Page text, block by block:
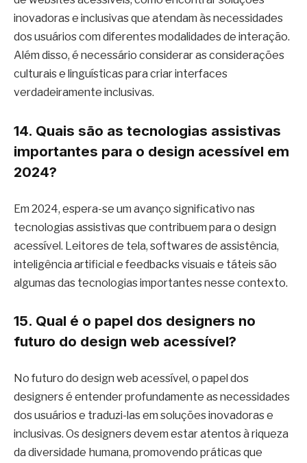
inovadoras e inclusivas que atendam às necessidades
dos usuários com diferentes modalidades de interação.
Além disso, é necessário considerar as considerações
culturais e linguísticas para criar interfaces
verdadeiramente inclusivas.
14. Quais são as tecnologias assistivas
importantes para o design acessível em
2024?
Em 2024, espera-se um avanço significativo nas
tecnologias assistivas que contribuem para o design
acessível. Leitores de tela, softwares de assistência,
inteligência artificial e feedbacks visuais e táteis são
algumas das tecnologias importantes nesse contexto.
15. Qual é o papel dos designers no
futuro do design web acessível?
No futuro do design web acessível, o papel dos
designers é entender profundamente as necessidades
dos usuários e traduzi-las em soluções inovadoras e
inclusivas. Os designers devem estar atentos à riqueza
da diversidade humana, promovendo práticas que